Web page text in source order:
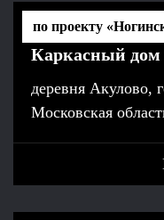
Каркасный дом
деревня Акулово,
Московская
по проекту